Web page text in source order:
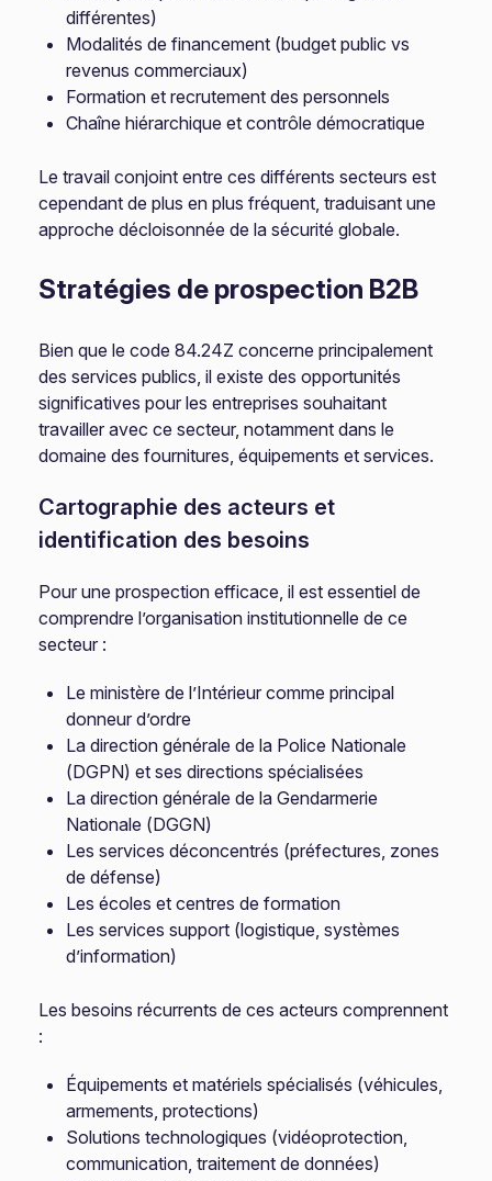
différentes)
Modalités de financement (budget public vs
revenus commerciaux)
Formation et recrutement des personnels
Chaîne hiérarchique et contrôle démocratique
Le travail conjoint entre ces différents secteurs est
cependant de plus en plus fréquent, traduisant une
approche décloisonnée de la sécurité globale.
Stratégies de prospection B2B
Bien que le code 84.24Z concerne principalement
des services publics, il existe des opportunités
significatives pour les entreprises souhaitant
travailler avec ce secteur, notamment dans le
domaine des fournitures, équipements et services.
Cartographie des acteurs et
identification des besoins
Pour une prospection efficace, il est essentiel de
comprendre l’organisation institutionnelle de ce
secteur :
Le ministère de l’Intérieur comme principal
donneur d’ordre
La direction générale de la Police Nationale
(DGPN) et ses directions spécialisées
La direction générale de la Gendarmerie
Nationale (DGGN)
Les services déconcentrés (préfectures, zones
de défense)
Les écoles et centres de formation
Les services support (logistique, systèmes
d’information)
Les besoins récurrents de ces acteurs comprennent
:
Équipements et matériels spécialisés (véhicules,
armements, protections)
Solutions technologiques (vidéoprotection,
communication, traitement de données)